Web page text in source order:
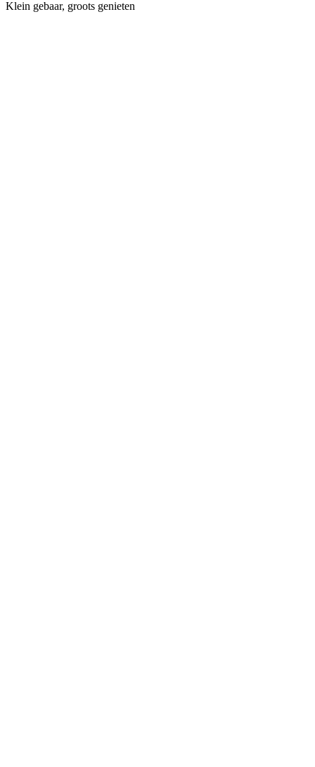
Klein gebaar, groots genieten